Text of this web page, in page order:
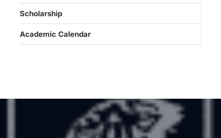
Scholarship
Academic Calendar